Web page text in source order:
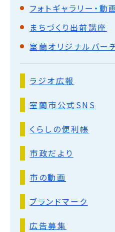
まちづくり出前講座
ラジオ広報
室蘭市公式SNS
くらしの便利帳
市政だより
市の動画
ブランドマーク
広告募集